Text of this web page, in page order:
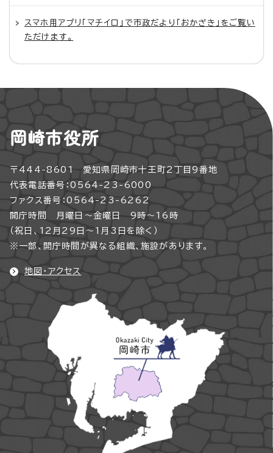
スマホ用アプリ「マチイロ」で市政だより「おかざき」をご覧い
ただけます。
岡崎市役所
〒444-8601 愛知県岡崎市十王町2丁目9番地
代表電話番号：0564-23-6000
ファクス番号：0564-23-6262
開庁時間 月曜日～金曜日 9時～16時
（祝日、12月29日～1月3日を除く）
※一部、開庁時間が異なる組織、施設があります。
地図・アクセス